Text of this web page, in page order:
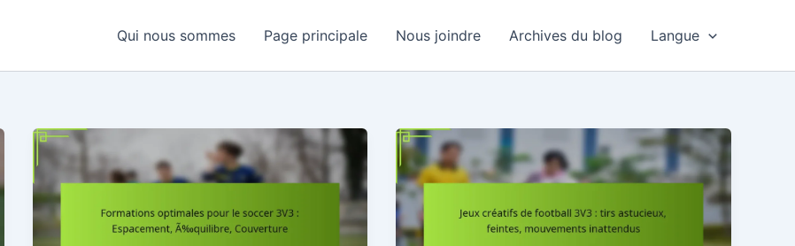
Qui nous sommes Page principale Nous joindre Archives du blog Langue